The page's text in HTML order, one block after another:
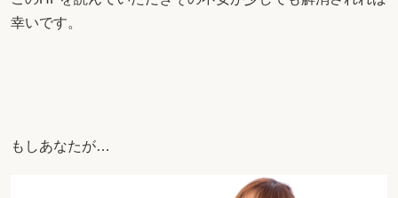
幸いです。
もしあなたが…